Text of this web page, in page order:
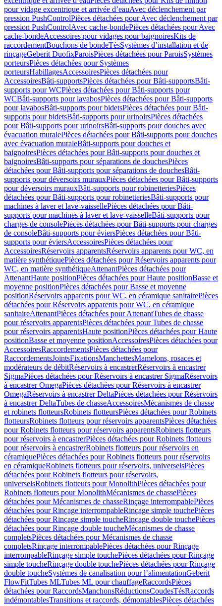
pour vidage excentrique et arrivée d’eauAvec déclenchement par
pression PushControlPièces détachées pour Avec déclenchement par
pression PushControlAvec cache-bondePièces détachées pour Avec
cache-bondeAccessoires pour vidages pour baignoiresKits de
raccordementBouchons de bondeTésSystèmes d’installation et de
rinçageGeberit DuofixParoisPièces détachées pour ParoisSystèmes
porteursPièces détachées pour Systèmes
porteursHabillagesAccessoiresPièces détachées pour
AccessoiresBâti-supportsPièces détachées pour Bâti-supportsBâti-
supports pour WCPièces détachées pour Bâti-supports pour
WCBâti-supports pour lavabosPièces détachées pour Bâti-supports
pour lavabosBâti-supports pour bidetsPièces détachées pour Bâti-
supports pour bidetsBâti-supports pour urinoirsPièces détachées
pour Bâti-supports pour urinoirsBâti-supports pour douches avec
évacuation muralePièces détachées pour Bâti-supports pour douches
avec évacuation muraleBâti-supports pour douches et
baignoiresPièces détachées pour Bâti-supports pour douches et
baignoiresBâti-supports pour séparations de douchesPièces
détachées pour Bâti-supports pour séparations de douchesBâti-
supports pour déversoirs murauxPièces détachées pour Bâti-supports
pour déversoirs murauxBâti-supports pour robinetteriesPièces
détachées pour Bâti-supports pour robinetteriesBâti-supports pour
machines à laver et lave-vaissellePièces détachées pour Bâti-
supports pour machines à laver et lave-vaisselleBâti-supports pour
charges de consolePièces détachées pour Bâti-supports pour charges
de consoleBâti-supports pour éviersPièces détachées pour Bâti-
supports pour éviersAccessoiresPièces détachées pour
AccessoiresRéservoirs apparentsRéservoirs apparents pour WC, en
matière synthétiquePièces détachées pour Réservoirs apparents pour
WC, en matière synthétiqueAttenantPièces détachées pour
AttenantHaute positionPièces détachées pour Haute positionBasse et
moyenne positionPièces détachées pour Basse et moyenne
positionRéservoirs apparents pour WC, en céramique sanitairePièces
détachées pour Réservoirs apparents pour WC, en céramique
sanitaireAttenantPièces détachées pour AttenantTubes de chasse
pour réservoirs apparentsPièces détachées pour Tubes de chasse
pour réservoirs apparentsHaute positionPièces détachées pour Haute
positionBasse et moyenne positionAccessoiresPièces détachées pour
AccessoiresRaccordementsPièces détachées pour
RaccordementsJointsFixationsManchettesMamelons, rosaces et
modérateurs de débitRéservoirs à encastrerRéservoirs à encastrer
SigmaPièces détachées pour Réservoirs à encastrer SigmaRéservoirs
à encastrer OmegaPièces détachées pour Réservoirs à encastrer
OmegaRéservoirs à encastrer DeltaPièces détachées pour Réservoirs
à encastrer DeltaTubes de chasseAccessoiresMécanismes de chasse
et robinets flotteursRobinets flotteursPièces détachées pour Robinets
flotteursRobinets flotteurs pour réservoirs apparentsPièces détachées
pour Robinets flotteurs pour réservoirs apparentsRobinets flotteurs
pour réservoirs à encastrerPièces détachées pour Robinets flotteurs
pour réservoirs à encastrerRobinets flotteurs pour réservoirs en
céramiquePièces détachées pour Robinets flotteurs pour réservoirs
en céramiqueRobinets flotteurs pour réservoirs, universelsPièces
détachées pour Robinets flotteurs pour réservoirs,
universelsRobinets flotteurs pour MonolithPièces détachées pour
Robinets flotteurs pour MonolithMécanismes de chassePièces
détachées pour Mécanismes de chasseRinçage interrompablePièces
détachées pour Rinçage interrompableRinçage simple touchePièces
détachées pour Rinçage simple toucheRinçage double touchePièces
détachées pour Rinçage double toucheMécanismes de chasse
completsPièces détachées pour Mécanismes de chasse
completsRinçage interrompablePièces détachées pour Rinçage
interrompableRinçage simple touchePièces détachées pour Rinçage
simple toucheRinçage double touchePièces détachées pour Rinçage
double toucheSystèmes de canalisation pour l’alimentationGeberit
FlowFitTubes MLTubes ML pour chauffageRaccordsPièces
détachées pour RaccordsManchonsRéductionsCoudesTésRaccords
indémontablesTransitions et raccords, démontablesPièces détachées